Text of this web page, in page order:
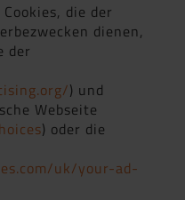
die der
dienen,
der
) und
Webseite
) oder die
uk/your-ad-